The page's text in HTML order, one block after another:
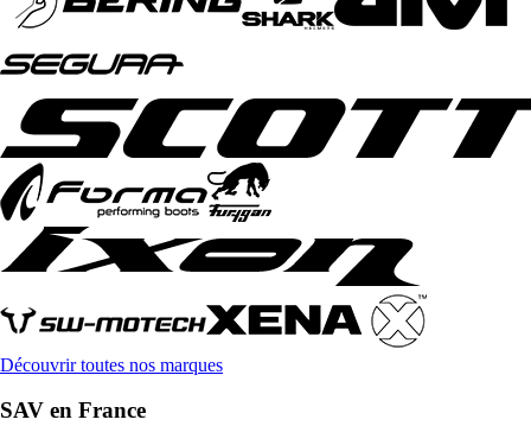
Découvrir toutes nos marques
SAV en France